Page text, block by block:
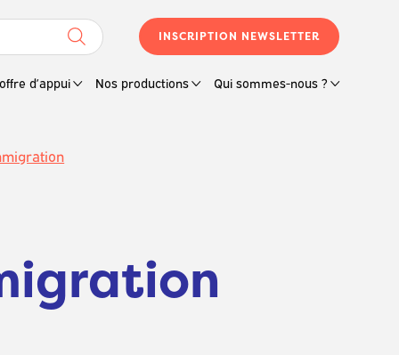
INSCRIPTION NEWSLETTER
d’appui Nos productions Qui sommes-nous ?